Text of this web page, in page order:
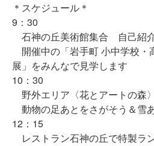
＊スケジュール＊
9：30
石神の丘美術館集合 自己紹
開催中の「岩手町 小中学校・
展」をみんなで見学します
10：30
野外エリア〈花とアートの森
動物の足あとをさがそう＆雪
12：15
レストラン石神の丘で特製ラ